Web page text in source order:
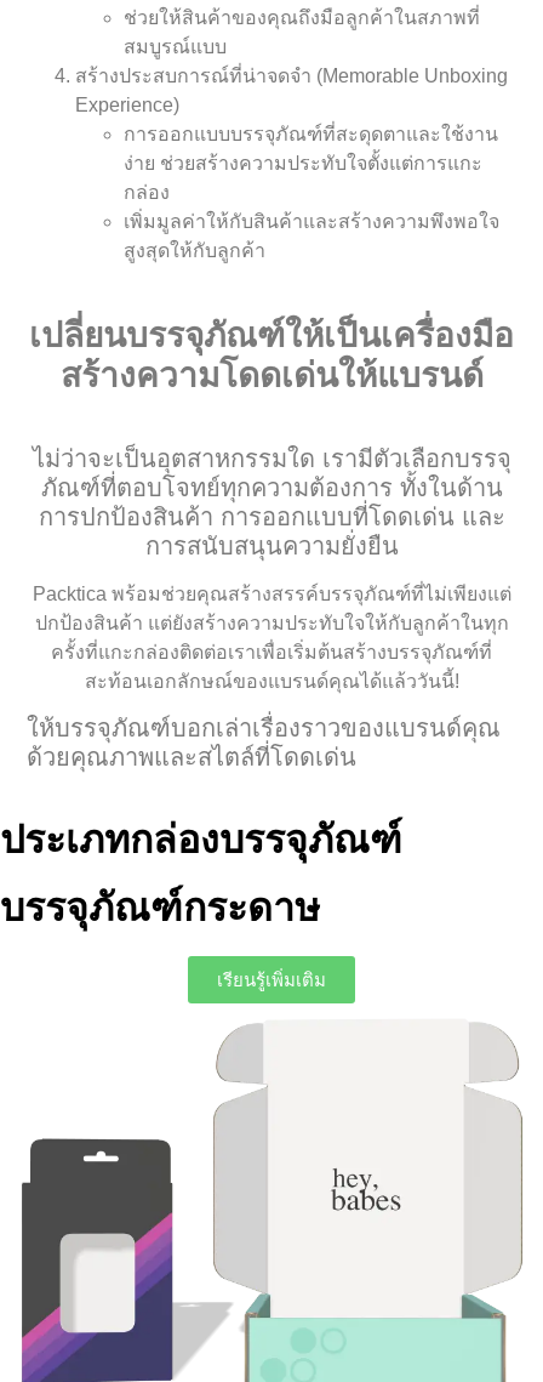
ช่วยให้สินค้าของคุณถึงมือลูกค้าในสภาพที่
สมบูรณ์แบบ
สร้างประสบการณ์ที่น่าจดจำ (Memorable Unboxing
Experience)
การออกแบบบรรจุภัณฑ์ที่สะดุดตาและใช้งาน
ง่าย ช่วยสร้างความประทับใจตั้งแต่การแกะ
กล่อง
เพิ่มมูลค่าให้กับสินค้าและสร้างความพึงพอใจ
สูงสุดให้กับลูกค้า
เปลี่ยนบรรจุภัณฑ์ให้เป็นเครื่องมือ
สร้างความโดดเด่นให้แบรนด์
ไม่ว่าจะเป็นอุตสาหกรรมใด เรามีตัวเลือกบรรจุ
ภัณฑ์ที่ตอบโจทย์ทุกความต้องการ ทั้งในด้าน
การปกป้องสินค้า การออกแบบที่โดดเด่น และ
การสนับสนุนความยั่งยืน
Packtica พร้อมช่วยคุณสร้างสรรค์บรรจุภัณฑ์ที่ไม่เพียงแต่
ปกป้องสินค้า แต่ยังสร้างความประทับใจให้กับลูกค้าในทุก
ครั้งที่แกะกล่องติดต่อเราเพื่อเริ่มต้นสร้างบรรจุภัณฑ์ที่
สะท้อนเอกลักษณ์ของแบรนด์คุณได้แล้ววันนี้!
ให้บรรจุภัณฑ์บอกเล่าเรื่องราวของแบรนด์คุณ
ด้วยคุณภาพและสไตล์ที่โดดเด่น
ประเภทกล่องบรรจุภัณฑ์
บรรจุภัณฑ์กระดาษ
เรียนรู้เพิ่มเติม